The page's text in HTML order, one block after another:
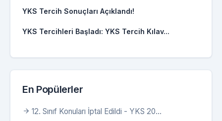
YKS Tercih Sonuçları Açıklandı!
YKS Tercihleri Başladı: YKS Tercih Kılav...
En Popülerler
12. Sınıf Konuları İptal Edildi - YKS 20...